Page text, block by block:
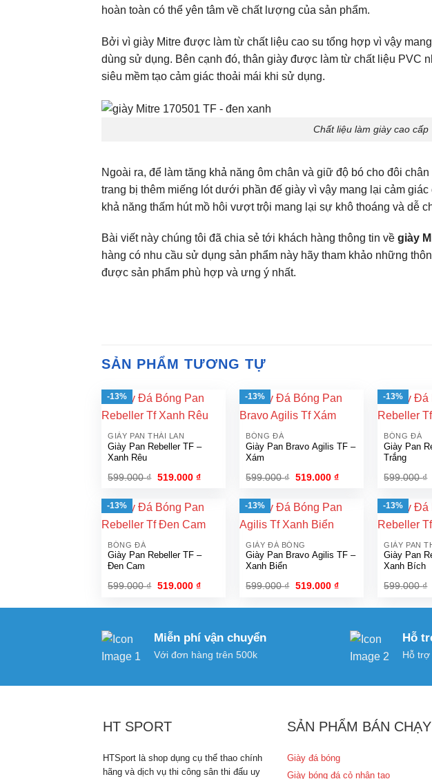
hoàn toàn có thể yên tâm về chất lượng của sản phẩm.
Bởi vì giày Mitre được làm từ chất liệu cao su tổng hợp vì vậy
dùng sử dụng. Bên cạnh đó, thân giày được làm từ chất liệu PVC
siêu mềm tạo cảm giác thoải mái khi sử dụng.
Chất liệu làm giày cao cấp
Ngoài ra, để làm tăng khả năng ôm chân và giữ độ bó cho đôi
trang bị thêm miếng lót dưới phần đế giày vì vậy mang lại cảm
khả năng thấm hút mồ hôi vượt trội mang lại sự khô thoáng và dễ
Bài viết này chúng tôi đã chia sẻ tới khách hàng thông tin về giày
hàng có nhu cầu sử dụng sản phẩm này hãy tham khảo những
được sản phẩm phù hợp và ưng ý nhất.
SẢN PHẨM TƯƠNG TỰ
-13%
GIÀY PAN THÁI LAN
Giày Pan Rebeller TF –
Xanh Rêu
599.000₫ Giá
599.000 ₫.
519.000 ₫Giá
là:
519.000 ₫.
-13%
BÓNG ĐÁ
Giày Pan Bravo Agilis TF –
Xám
599.000₫ Giá
599.000 ₫.
519.000 ₫Giá
là:
519.000 ₫.
-13%
BÓNG ĐÁ
Giày Pan
Trắng
599.000₫
-13%
BÓNG ĐÁ
Giày Pan Rebeller TF –
Đen Cam
599.000₫ Giá
519.000 ₫Giá
-13%
GIÀY ĐÁ BÓNG
Giày Pan Bravo Agilis TF –
Xanh Biển
599.000₫ Giá
519.000 ₫Giá
-13%
GIÀY PAN
Giày Pan
Xanh Bích
599.000₫
Miễn phí vận chuyển
Với đơn hàng trên 500k
Hỗ
Hỗ
HT SPORT
HTSport là shop dụng cụ thể thao chính
hãng và dịch vụ thi công sân thi đấu uy
SẢN PHẨM BÁN CHẠY
Giày đá bóng
Giày bóng đá cỏ nhân tạo